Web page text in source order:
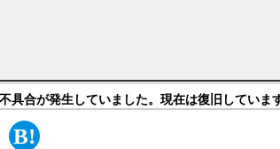
紹介
具合が発生していました。現在は復旧していま